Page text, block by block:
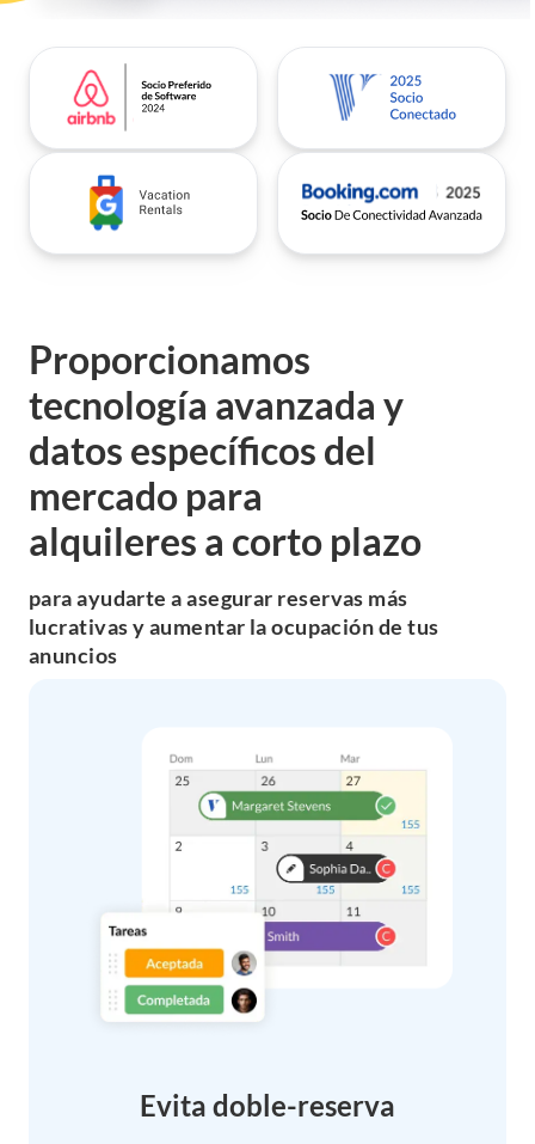
Proporcionamos
tecnología avanzada y
datos específicos del
mercado para
alquileres a corto plazo
para ayudarte a asegurar reservas más
lucrativasy aumentar la ocupación de tus
anuncios
Evita doble-reserva